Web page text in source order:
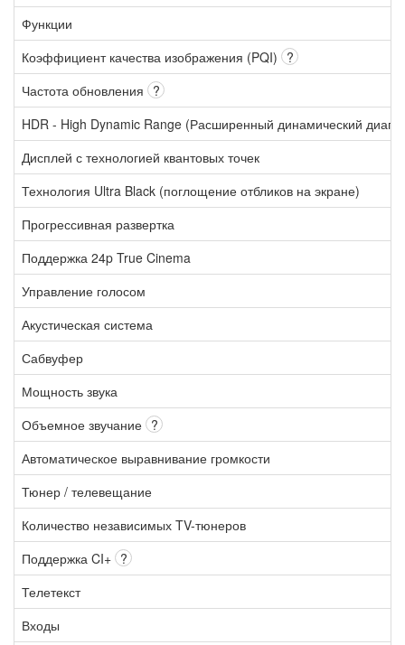
Функции
Коэффициент качества изображения (PQI) ?
Частота обновления ?
HDR - High Dynamic Range (Расширенный динамический
Дисплей с технологией квантовых точек
Технология Ultra Black (поглощение отбликов на экране)
Прогрессивная развертка
Поддержка 24p True Cinema
Управление голосом
Акустическая система
Сабвуфер
Мощность звука
Объемное звучание ?
Автоматическое выравнивание громкости
Тюнер / телевещание
Количество независимых TV-тюнеров
Поддержка CI+ ?
Телетекст
Входы